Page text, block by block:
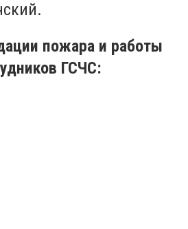
пожара и работы
ГСЧС: